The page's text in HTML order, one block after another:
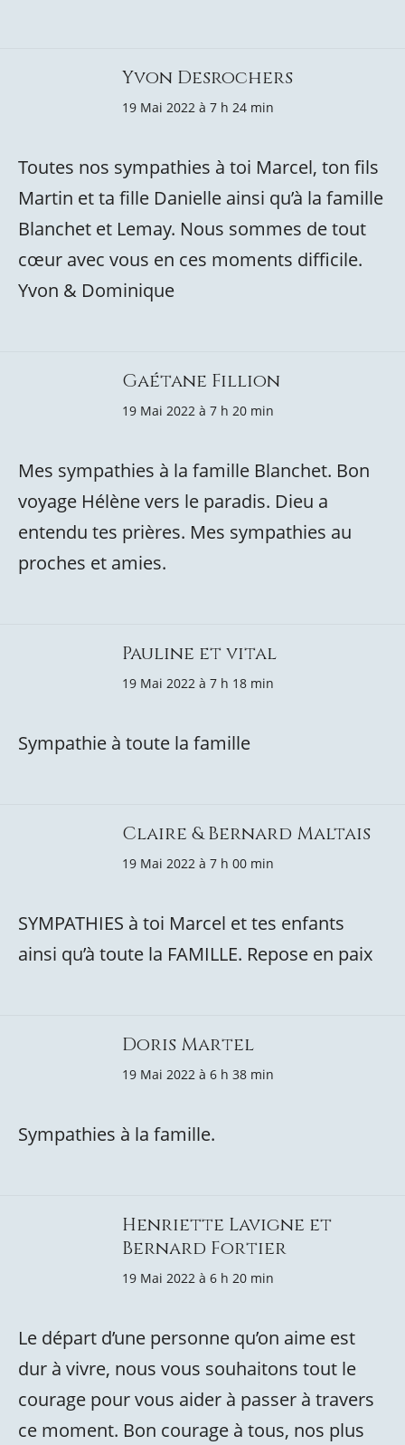
Yvon Desrochers
19 Mai 2022 à 7 h 24 min
Toutes nos sympathies à toi Marcel, ton fils
Martin et ta fille Danielle ainsi qu’à la famille
Blanchet et Lemay. Nous sommes de tout
cœur avec vous en ces moments difficile.
Yvon & Dominique
Gaétane Fillion
19 Mai 2022 à 7 h 20 min
Mes sympathies à la famille Blanchet. Bon
voyage Hélène vers le paradis. Dieu a
entendu tes prières. Mes sympathies au
proches et amies.
Pauline et vital
19 Mai 2022 à 7 h 18 min
Sympathie à toute la famille
Claire & Bernard Maltais
19 Mai 2022 à 7 h 00 min
SYMPATHIES à toi Marcel et tes enfants
ainsi qu’à toute la FAMILLE. Repose en paix
Doris Martel
19 Mai 2022 à 6 h 38 min
Sympathies à la famille.
Henriette Lavigne et
Bernard Fortier
19 Mai 2022 à 6 h 20 min
Le départ d’une personne qu’on aime est
dur à vivre, nous vous souhaitons tout le
courage pour vous aider à passer à travers
ce moment. Bon courage à tous, nos plus